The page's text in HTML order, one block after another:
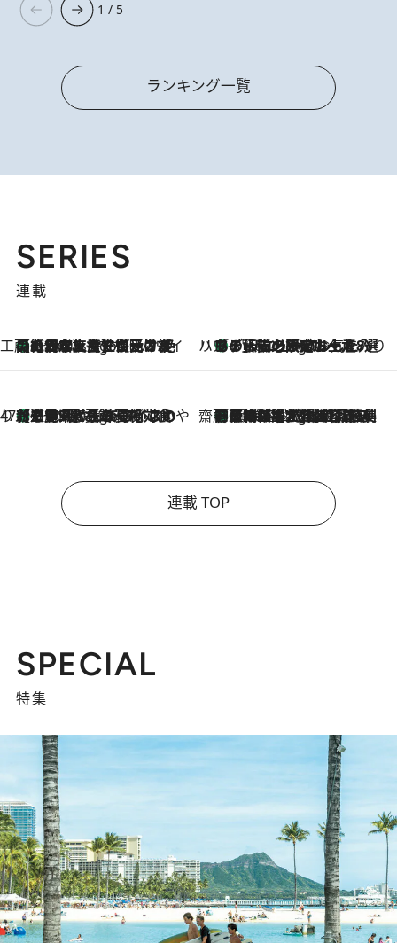
1 / 5
ランキング一覧
SERIES
連載
工藤まやのおもてなしハワイ
5 Hours Ago
【ハワイ土産】ローカルの絶大な支持で復活！ 絶品の幻クッキー《元ファンの日本人女性が受け継いだ名店》 ハワイ賢者 リサのお気に入りリスト5 Hours Ago
あの伝説の限定トートも！ リニューアルした「ディーン＆デルーカ ハワイ」で必須のお土産8選
47都道府県の手みやげ ひんやりスイーツで夏を満喫
5 Hours Ago
【三重県】この夏絶対食べたい 冷やしておいしいおやつ3選 お餅×アイスの新感覚スイーツ 齋藤 薫 美容脳ルネサンス
5 Hours Ago
「荷物が増えるほど旅ストレスは増す」美容ジャーナリストがたどり着いた最終結論。“化粧品を劇的に減らす”感動の凝縮美容とは
連載 TOP
SPECIAL
特集